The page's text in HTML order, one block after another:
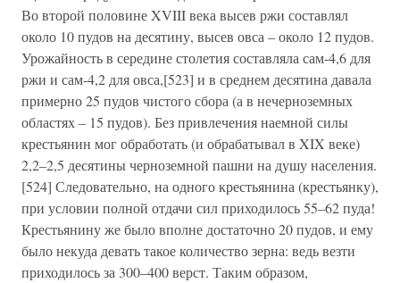
Во второй половине XVIII века высев ржи составлял
около 10 пудов на десятину, высев овса – около 12 пудов.
Урожайность в середине столетия составляла сам-4,6 для
ржи и сам-4,2 для овса,[523] и в среднем десятина давала
примерно 25 пудов чистого сбора (а в нечерноземных
областях – 15 пудов). Без привлечения наемной силы
крестьянин мог обработать (и обрабатывал в XIX веке)
2,2–2,5 десятины черноземной пашни на душу населения.
[524] Следовательно, на одного крестьянина (крестьянку),
при условии полной отдачи сил приходилось 55–62 пуда!
Крестьянину же было вполне достаточно 20 пудов, и ему
было некуда девать такое количество зерна: ведь везти
приходилось за 300–400 верст. Таким образом,